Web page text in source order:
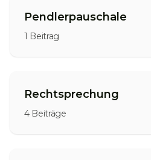
Pendlerpauschale
1 Beitrag
Rechtsprechung
4 Beiträge